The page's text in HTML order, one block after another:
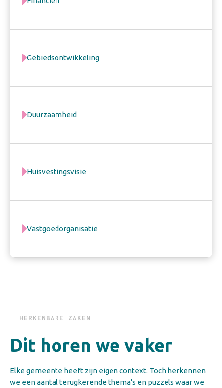
Gebiedsontwikkeling
Duurzaamheid
Huisvestingsvisie
Vastgoedorganisatie
HERKENBARE ZAKEN
Dit horen we vaker
Elke gemeente heeft zijn eigen context. Toch herkennen
we een aantal terugkerende thema's en puzzels waar we